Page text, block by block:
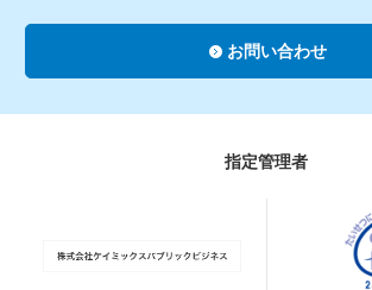
お問い合わせ
指定管理者